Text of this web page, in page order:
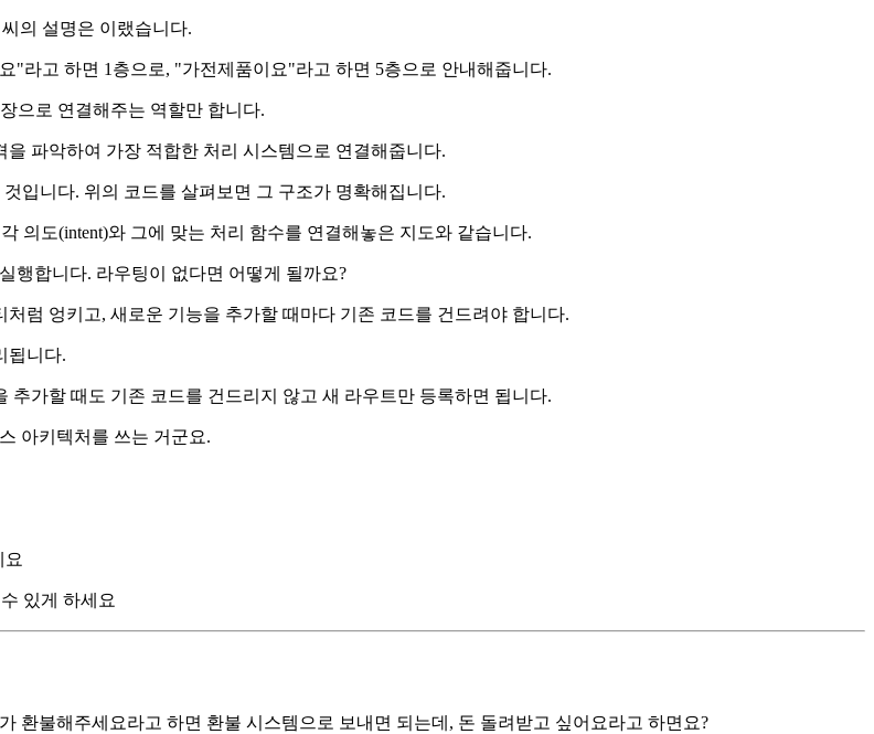
의 설명은 이랬습니다.
"라고 하면 1층으로, "가전제품이요"라고 하면 5층으로 안내해줍니다.
으로 연결해주는 역할만 합니다.
파악하여 가장 적합한 처리 시스템으로 연결해줍니다.
입니다. 위의 코드를 살펴보면 그 구조가 명확해집니다.
의도(intent)와 그에 맞는 처리 함수를 연결해놓은 지도와 같습니다.
행합니다. 라우팅이 없다면 어떻게 될까요?
럼 엉키고, 새로운 기능을 추가할 때마다 기존 코드를 건드려야 합니다.
됩니다.
가할 때도 기존 코드를 건드리지 않고 새 라우트만 등록하면 됩니다.
아키텍처를 쓰는 거군요.
요
있게 하세요
환불해주세요라고 하면 환불 시스템으로 보내면 되는데, 돈 돌려받고 싶어요라고 하면요?